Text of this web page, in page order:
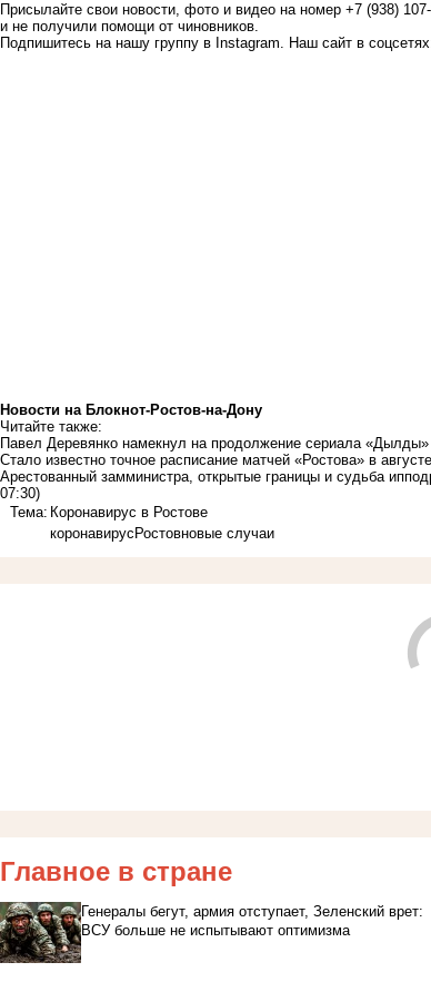
Присылайте свои новости, фото и видео на номер +7 (938)
и не получили помощи от чиновников.
Подпишитесь на нашу группу в Instagram. Наш сайт в
Новости на Блoкнoт-Ростов-на-Дону
Читайте также:
Павел Деревянко намекнул на продолжение сериала «Дылды»
Стало известно точное расписание матчей «Ростова» в августе
Арестованный замминистра, открытые границы и судьба
07:30)
Тема: Коронавирус в Ростове
коронавирус Ростовновые случаи
Главное в стране
Генералы бегут, армия отступает, Зеленский врет:
ВСУ больше не испытывают оптимизма